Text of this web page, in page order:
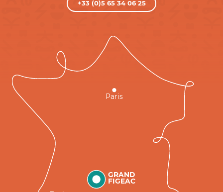
+33 (0)5 65 34 06 25
GRAND
FIGEAC
Paris